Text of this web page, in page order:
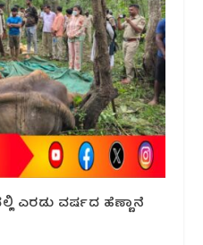
ಎರಡು ವರ್ಷದ ಹೆಣ್ಣಾನೆ